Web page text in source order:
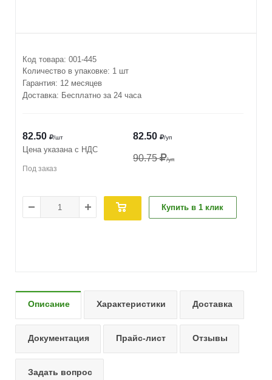
Код товара: 001-445
Количество в упаковке: 1 шт
Гарантия: 12 месяцев
Доставка: Бесплатно за 24 часа
82.50 /уп
90.75 /уп
82.50 /шт
Цена указана с НДС
Под заказ
Купить в 1 клик
Описание Характеристики Доставка
Документация Прайс-лист Отзывы
Задать вопрос